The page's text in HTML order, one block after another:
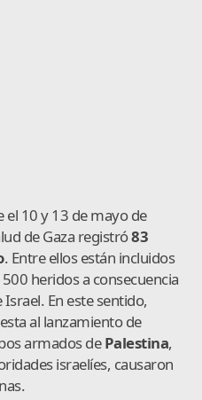
el 10 y 13 de mayo de
de Gaza registró83
. Entre ellos están incluidos
heridos a consecuencia
En este sentido,
al lanzamiento de
armados dePalestina,
israelíes, causaron